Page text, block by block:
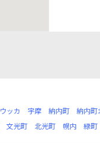
ウッカ 宇摩 納内町 納内町
文光町 北光町 幌内 緑町